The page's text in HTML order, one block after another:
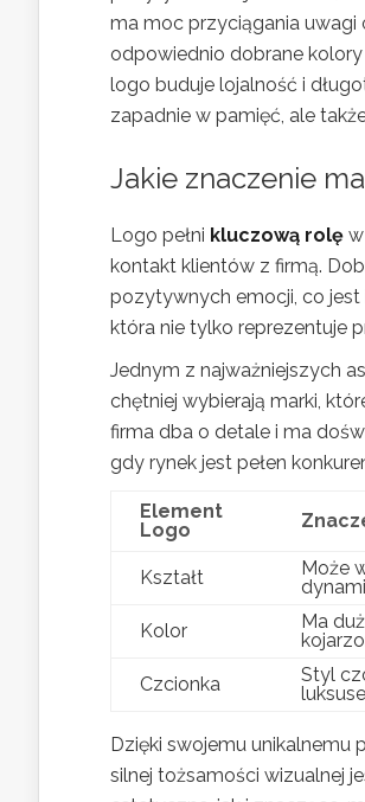
ma moc przyciągania uwagi
odpowiednio dobrane
logo buduje lojalność i
zapadnie w pamięć, ale
Jakie znaczenie
Logo pełni kluczową rolę
kontakt klientów z firmą.
pozytywnych emocji, co
która nie tylko reprezentuje
Jednym z najważniejszych
chętniej wybierają marki,
firma dba o detale i ma
gdy rynek jest pełen
Element
Logo
Kształt
Może
Kolor
Ma
Czcionka
Styl
Dzięki swojemu unikalnemu
silnej tożsamości wizualnej